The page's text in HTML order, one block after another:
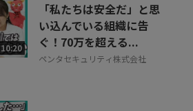
10:20
「私たちは安全だ」と思
い込んでいる組織に告
ぐ！70万を超える...
ペンタセキュリティ株式会社